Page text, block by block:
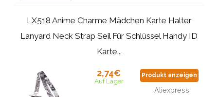
LX518 Anime Charme Mädchen Karte Halter
Lanyard Neck Strap Seil Für Schlüssel Handy ID
Karte...
2,74€
Auf Lager
Produkt anzeigen
Aliexpress